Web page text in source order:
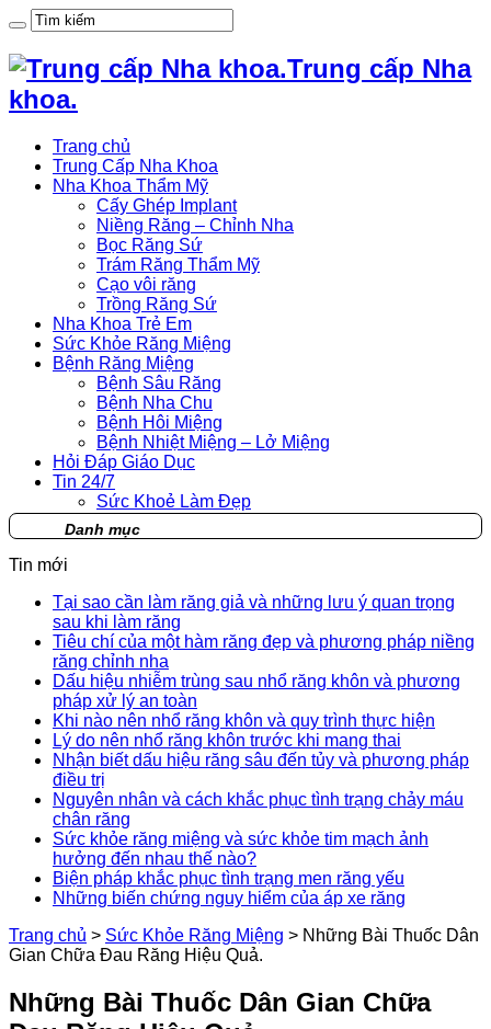
Trung cấp Nha
khoa.
Trang chủ
Trung Cấp Nha Khoa
Nha Khoa Thẩm Mỹ
Cấy Ghép Implant
Niềng Răng – Chỉnh Nha
Bọc Răng Sứ
Trám Răng Thẩm Mỹ
Cạo vôi răng
Trồng Răng Sứ
Nha Khoa Trẻ Em
Sức Khỏe Răng Miệng
Bệnh Răng Miệng
Bệnh Sâu Răng
Bệnh Nha Chu
Bệnh Hôi Miệng
Bệnh Nhiệt Miệng – Lở Miệng
Hỏi Đáp Giáo Dục
Tin 24/7
Sức Khoẻ Làm Đẹp
Danh mục
Tin mới
Tại sao cần làm răng giả và những lưu ý quan trọng
sau khi làm răng
Tiêu chí của một hàm răng đẹp và phương pháp niềng
răng chỉnh nha
Dấu hiệu nhiễm trùng sau nhổ răng khôn và phương
pháp xử lý an toàn
Khi nào nên nhổ răng khôn và quy trình thực hiện
Lý do nên nhổ răng khôn trước khi mang thai
Nhận biết dấu hiệu răng sâu đến tủy và phương pháp
điều trị
Nguyên nhân và cách khắc phục tình trạng chảy máu
chân răng
Sức khỏe răng miệng và sức khỏe tim mạch ảnh
hưởng đến nhau thế nào?
Biện pháp khắc phục tình trạng men răng yếu
Những biến chứng nguy hiểm của áp xe răng
Trang chủ > Sức Khỏe Răng Miệng > Những Bài Thuốc Dân
Gian Chữa Đau Răng Hiệu Quả.
Những Bài Thuốc Dân Gian Chữa